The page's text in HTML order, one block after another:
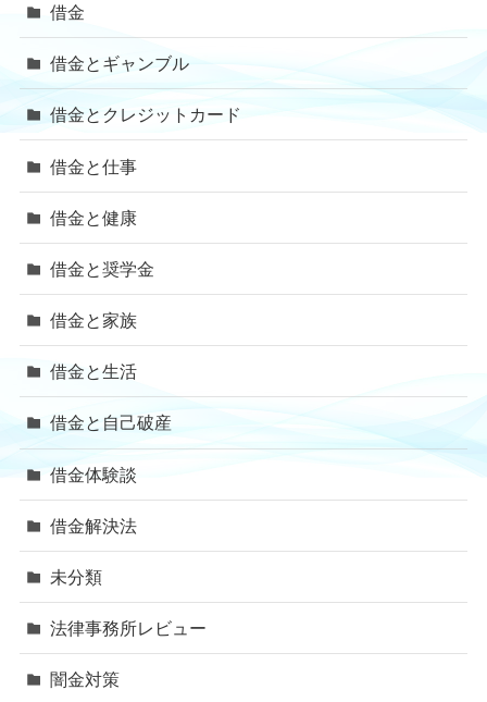
借金
借金とギャンブル
借金とクレジットカード
借金と仕事
借金と健康
借金と奨学金
借金と家族
借金と生活
借金と自己破産
借金体験談
借金解決法
未分類
法律事務所レビュー
闇金対策